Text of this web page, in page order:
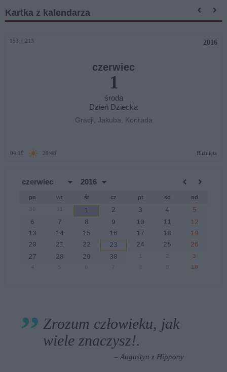
Kartka z kalendarza
czerwiec
1
środa
Dzień Dziecka
Gracji, Jakuba, Konrada
153 + 213 2016
04:19 ☀ 20:48 Bliźnięta
pn wt śr cz pt so
nd
1 2 3 4
5
6
7 8 9 10 11
12
13
14 15 16 17 18
19
20
21 22 23 24 25
26
27
28 29 30
3
10
Zrozum człowieku, jak
wiele znaczysz!.
– Augustyn z Hippony